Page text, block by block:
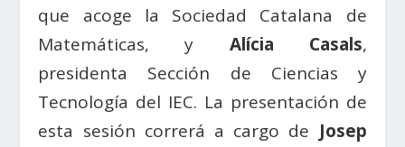
que acoge la Sociedad Catalana de
Matemáticas, y Alícia Casals,
presidenta Sección de Ciencias y
Tecnología del IEC. La presentación de
esta sesión correrá a cargo de Josep